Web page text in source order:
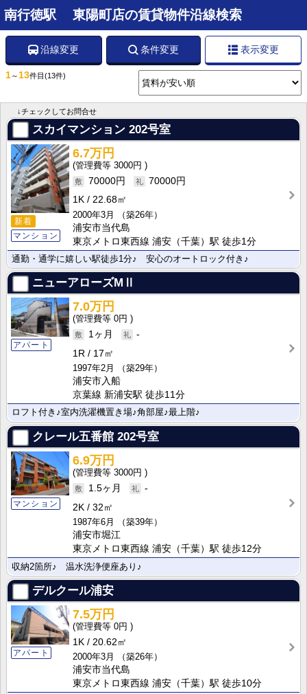
南行徳駅 東陽町店の賃貸物件沿線検索
沿線変更 条件変更 表示変更
1～13件目 (13件)
↓チェックしてお問合せ
スカイマンション 202号室
新着
マンション
6.7万円
3000円
70000円
70000円
1K
22.68㎡
2000年3月
（築26年）
浦安市当代島
東京メトロ東西線 浦安（千葉）駅 徒歩1分
通勤・通学に嬉しい駅徒歩1分♪ 安心のオートロック付き♪
ニューアローズMⅡ
アパート
7.0万円
0円
1ヶ月
-
1R
17㎡
1997年2月
（築29年）
浦安市入船
京葉線 新浦安駅 徒歩11分
ロフト付き♪室内洗濯機置き場♪角部屋♪最上階♪
クレール五番館 202号室
マンション
6.9万円
3000円
1.5ヶ月
-
2K
32㎡
1987年6月
（築39年）
浦安市堀江
東京メトロ東西線 浦安（千葉）駅 徒歩12分
収納2箇所♪ 温水洗浄便座あり♪
デルクール浦安
アパート
7.5万円
0円
1K
20.62㎡
2000年3月
（築26年）
浦安市当代島
東京メトロ東西線 浦安（千葉）駅 徒歩10分